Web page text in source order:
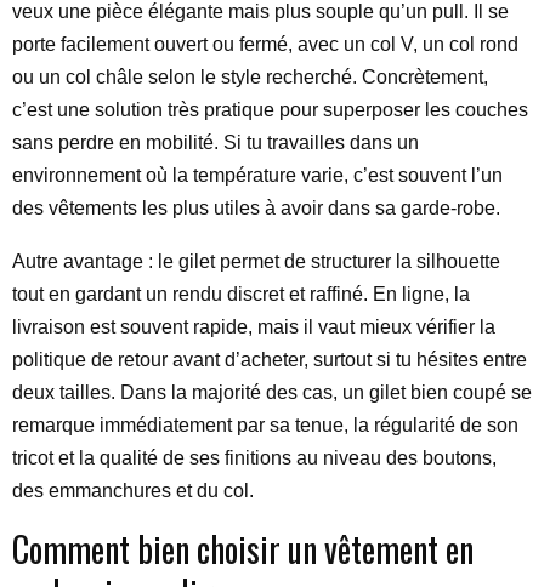
veux une pièce élégante mais plus souple qu’un pull. Il se
porte facilement ouvert ou fermé, avec un col V, un col rond
ou un col châle selon le style recherché. Concrètement,
c’est une solution très pratique pour superposer les couches
sans perdre en mobilité. Si tu travailles dans un
environnement où la température varie, c’est souvent l’un
des vêtements les plus utiles à avoir dans sa garde-robe.
Autre avantage : le gilet permet de structurer la silhouette
tout en gardant un rendu discret et raffiné. En ligne, la
livraison est souvent rapide, mais il vaut mieux vérifier la
politique de retour avant d’acheter, surtout si tu hésites entre
deux tailles. Dans la majorité des cas, un gilet bien coupé se
remarque immédiatement par sa tenue, la régularité de son
tricot et la qualité de ses finitions au niveau des boutons,
des emmanchures et du col.
Comment bien choisir un vêtement en